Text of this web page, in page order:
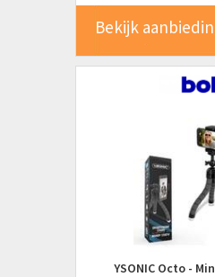
Bekijk
YSONIC Octo -